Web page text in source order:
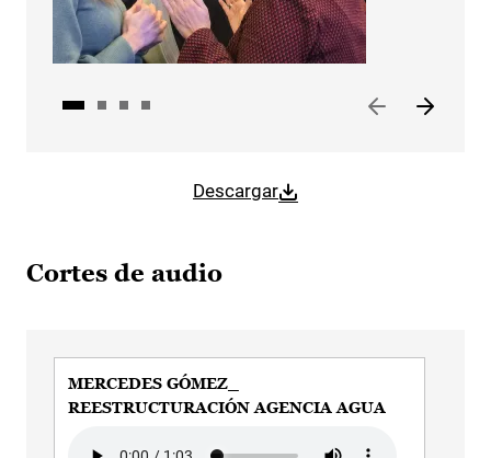
Descargar
Cortes de audio
MERCEDES GÓMEZ_
REESTRUCTURACIÓN AGENCIA AGUA